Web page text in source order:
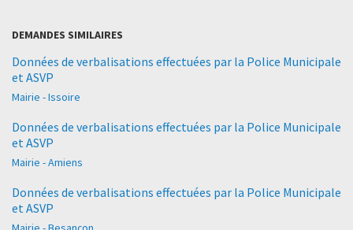
DEMANDES SIMILAIRES
Données de verbalisations effectuées par la Police Municipale
et ASVP
Mairie - Issoire
Données de verbalisations effectuées par la Police Municipale
et ASVP
Mairie - Amiens
Données de verbalisations effectuées par la Police Municipale
et ASVP